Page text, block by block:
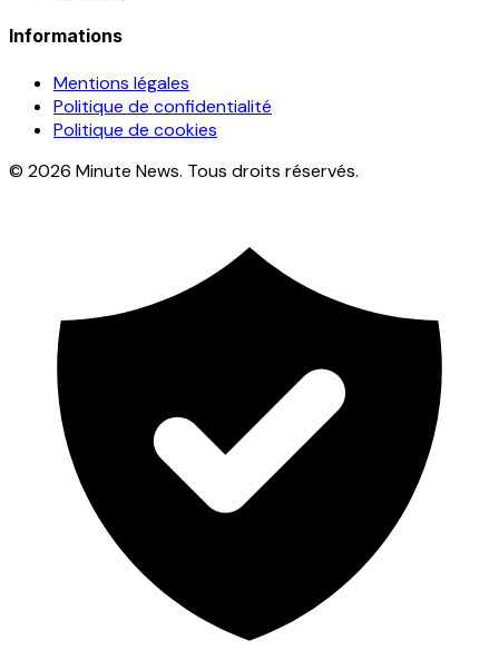
Informations
Mentions légales
Politique de confidentialité
Politique de cookies
© 2026 Minute News. Tous droits réservés.